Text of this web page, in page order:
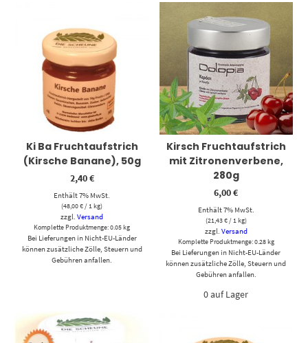
Ki Ba Fruchtaufstrich
(Kirsche Banane), 50g
2,40€
Enthält 7% MwSt.
(48,00€/ 1 kg)
zzgl.Versand
Komplette Produktmenge: 0.05 kg
Bei Lieferungen in Nicht-EU-Länder
können zusätzliche Zölle, Steuern und
Gebühren anfallen.
Kirsch Fruchtaufstrich
mit Zitronenverbene,
280g
6,00€
Enthält 7% MwSt.
(21,43€/ 1 kg)
zzgl. Versand
Komplette Produktmenge: 0.28 kg
Bei Lieferungen in Nicht-EU-Länder
können zusätzliche Zölle, Steuern und
Gebühren anfallen.
0 auf Lager